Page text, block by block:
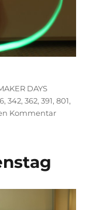
DAYS
,342,362,391,801,
Kommentarzu